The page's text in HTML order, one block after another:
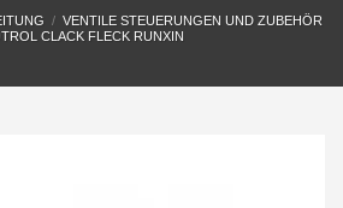
/ VENTILE STEUERUNGEN UND ZUBEHÖR
CLACK FLECK RUNXIN